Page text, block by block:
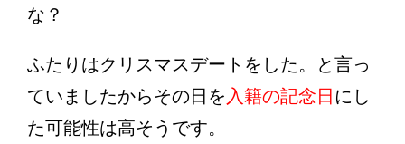
な？
ふたりはクリスマスデートをした。と言っ
ていましたからその日を入籍の記念日にし
た可能性は高そうです。